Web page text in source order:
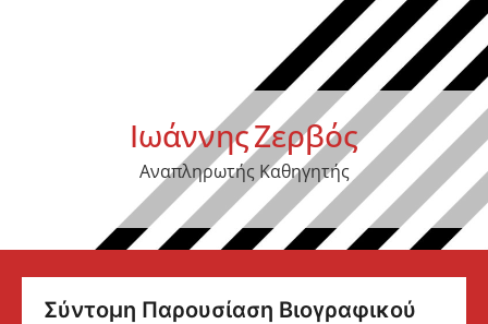
ΙωάννηςΖερβός
Αναπληρωτής Καθηγητής
Σύντομη Παρουσίαση Βιογραφικού